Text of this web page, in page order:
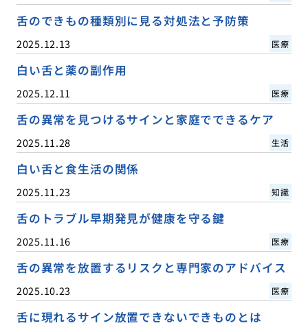
舌のできもの種類別に見る対処法と予防策
2025.12.13 医療
白い舌と薬の副作用
2025.12.11 医療
舌の異常を見つけるサインと家庭でできるケア
2025.11.28 生活
白い舌と食生活の関係
2025.11.23 知識
舌のトラブル早期発見が健康を守る鍵
2025.11.16 医療
舌の異常を放置するリスクと専門家のアドバイス
2025.10.23 医療
舌に現れるサイン放置できないできものとは